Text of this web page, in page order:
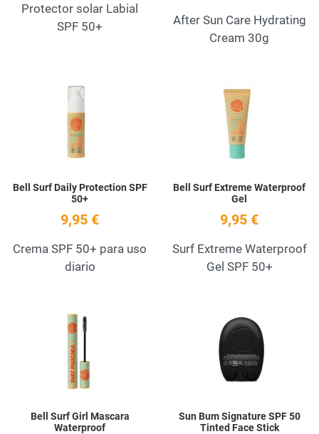
Protector solar Labial
SPF 50+
After Sun Care Hydrating
Cream 30g
Add to Wishlist
Bell Surf Daily Protection SPF
50+
9,95 €
Crema SPF 50+ para uso
diario
Bell Surf Extreme Waterproof
Gel
9,95 €
Surf Extreme Waterproof
Gel SPF 50+
Bell Surf Girl Mascara
Waterproof
Sun Bum Signature SPF 50
Tinted Face Stick